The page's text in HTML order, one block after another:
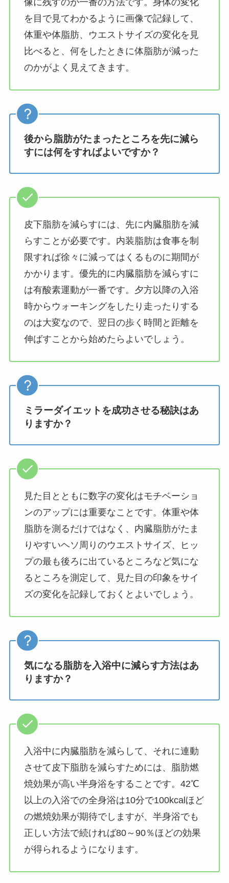
を目で見てわかるように画像で記録して、
体重や体脂肪、ウエストサイズの変化を見
比べると、何をしたときに体脂肪が減った
のかがよく見えてきます。
後から脂肪がたまったところを先に減ら
すには何をすればよいですか？
皮下脂肪を減らすには、先に内臓脂肪を減
らすことが必要です。内装脂肪は食事を制
限すれば徐々に減ってはくるものに期間が
かかります。優先的に内臓脂肪を減らすに
は有酸素運動が一番です。夕方以降の入浴
時からウォーキングをしたり走ったりする
のは大変なので、翌日の歩く時間と距離を
伸ばすことから始めたらよいでしょう。
ミラーダイエットを成功させる秘訣はあ
りますか？
見た目とともに数字の変化はモチベーショ
ンのアップには重要なことです。体重や体
脂肪を測るだけではなく、内臓脂肪がたま
りやすいヘソ周りのウエストサイズ、ヒッ
プの最も後ろに出ているところなど気にな
るところを測定して、見た目の印象をサイ
ズの変化を記録しておくとよいでしょう。
気になる脂肪を入浴中に減らす方法はあ
りますか？
入浴中に内臓脂肪を減らして、それに連動
させて皮下脂肪を減らすためには、脂肪燃
焼効果が高い半身浴をすることです。42℃
以上の入浴での全身浴は10分で100kcalほど
の燃焼効果が期待でしますが、半身浴でも
正しい方法で続ければ80～90％ほどの効果
が得られるようになります。